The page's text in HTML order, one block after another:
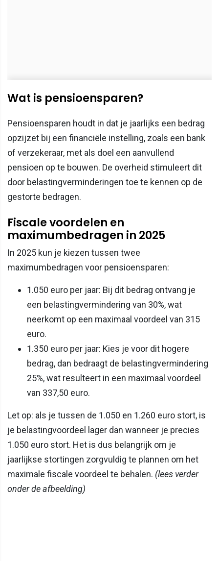
Wat is pensioensparen?
Pensioensparen houdt in dat je jaarlijks een bedrag
opzijzet bij een financiële instelling, zoals een bank
of verzekeraar, met als doel een aanvullend
pensioen op te bouwen. De overheid stimuleert dit
door belastingverminderingen toe te kennen op de
gestorte bedragen.
Fiscale voordelen en
maximumbedragen in 2025
In 2025 kun je kiezen tussen twee
maximumbedragen voor pensioensparen:
1.050 euro per jaar: Bij dit bedrag ontvang je
een belastingvermindering van 30%, wat
neerkomt op een maximaal voordeel van 315
euro.
1.350 euro per jaar: Kies je voor dit hogere
bedrag, dan bedraagt de belastingvermindering
25%, wat resulteert in een maximaal voordeel
van 337,50 euro.
Let op: als je tussen de 1.050 en 1.260 euro stort, is
je belastingvoordeel lager dan wanneer je precies
1.050 euro stort. Het is dus belangrijk om je
jaarlijkse stortingen zorgvuldig te plannen om het
maximale fiscale voordeel te behalen. (lees verder
onder de afbeelding)